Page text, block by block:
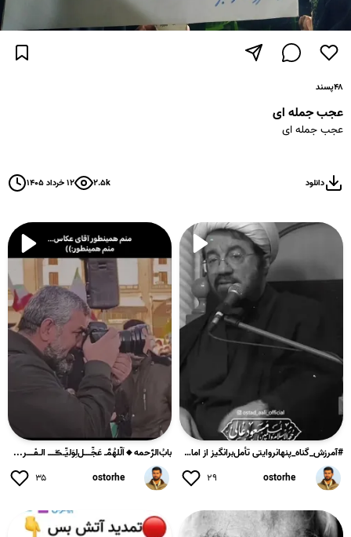
۴۸پسند
عجب جمله ای
عجب جمله ای
دانلود ۲.۵k ۱۲ خرداد ۱۴۰۵
#آمرزش_گناه_پنهانروایتی تأمل‌برانگیز از امام رضا (علیه‌السلا...
ostorhe
۲۹
بابُ‌الرَّحمه🔸اَلّلهُمَّـ عَجِّـــل‌لِوَلیِّـڪَـــ الـفَـــر...
ostorhe
۳۵